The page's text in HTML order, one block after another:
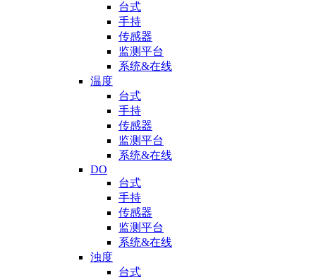
台式
手持
传感器
监测平台
系统&在线
温度
台式
手持
传感器
监测平台
系统&在线
DO
台式
手持
传感器
监测平台
系统&在线
浊度
台式